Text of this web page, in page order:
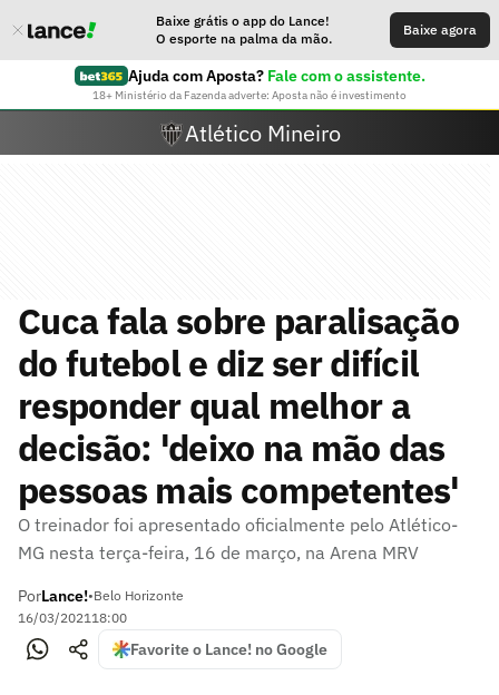
Baixe grátis o app do Lance!
O esporte na palma da mão.
Baixe agora
Ajuda com Aposta? Fale com o assistente.
18+ Ministério da Fazenda adverte: Aposta não é investimento
Atlético Mineiro
Cuca fala sobre paralisação
do futebol e diz ser difícil
responder qual melhor a
decisão: 'deixo na mão das
pessoas mais competentes'
O treinador foi apresentado oficialmente pelo Atlético-
MG nesta terça-feira, 16 de março, na Arena MRV
PorLance!•Belo Horizonte
16/03/202118:00
Favorite o Lance! no Google